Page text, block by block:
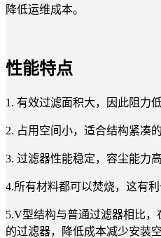
降低运维成本。
性能特点
1. 有效过滤面积大，因此阻力
2. 占用空间小，适合结构紧凑
3. 过滤器性能稳定，容尘能力高
4.所有材料都可以焚烧，这有
5.V型结构与普通过滤器相比
的过滤器，降低成本减少安装